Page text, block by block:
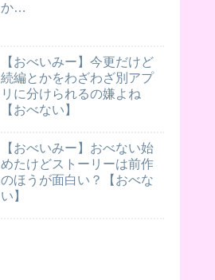
か…
【おべいみー】今更だけど
続編とかをわざわざ別アプ
リに分けられるの嫌よね
【おべない】
【おべいみー】おべない始
めたけどストーリーは前作
のほうが面白い？【おべな
い】